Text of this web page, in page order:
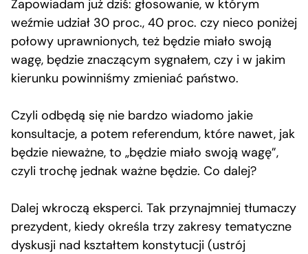
Zapowiadam już dziś: głosowanie, w którym
weźmie udział 30 proc., 40 proc. czy nieco poniżej
połowy uprawnionych, też będzie miało swoją
wagę, będzie znaczącym sygnałem, czy i w jakim
kierunku powinniśmy zmieniać państwo.
Czyli odbędą się nie bardzo wiadomo jakie
konsultacje, a potem referendum, które nawet, jak
będzie nieważne, to „będzie miało swoją wagę”,
czyli trochę jednak ważne będzie. Co dalej?
Dalej wkroczą eksperci. Tak przynajmniej tłumaczy
prezydent, kiedy określa trzy zakresy tematyczne
dyskusji nad kształtem konstytucji (ustrój